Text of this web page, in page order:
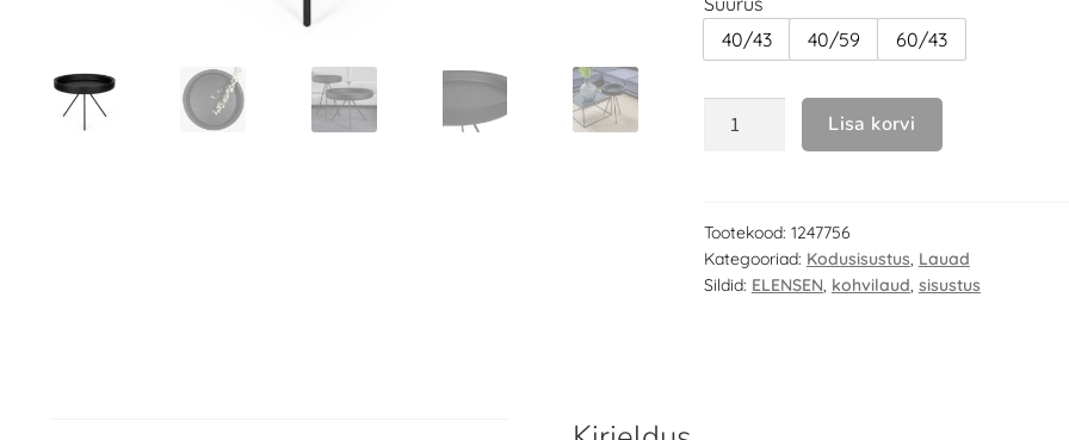
40/43
40/59 60/43
Lisa korvi
Tootekood: 1247756
Kategooriad: Kodusisustus, Lauad
Sildid: ELENSEN, kohvilaud, sisustus